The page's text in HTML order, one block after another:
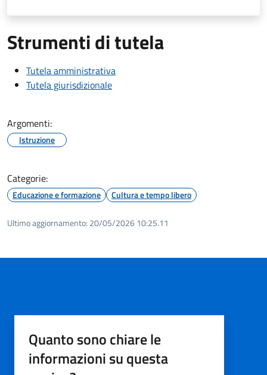
Strumenti di tutela
Tutela amministrativa
Tutela giurisdizionale
Argomenti:
Istruzione
Categorie:
Educazione e formazione Cultura e tempo libero
Ultimo aggiornamento: 20/05/2026 10:25.11
Quanto sono chiare le
informazioni su questa